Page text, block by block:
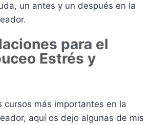
un antes y un después en la
para el
Estrés y
cursos más importantes en la
aquí os dejo algunas de mis